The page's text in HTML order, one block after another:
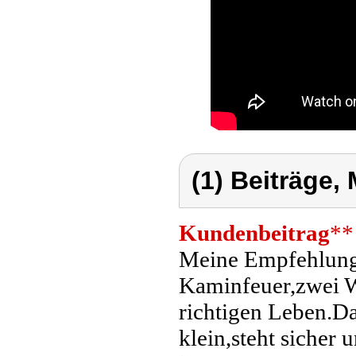
(1) Beiträge,
Kundenbeitrag**
Meine
Kaminfeuer,zwei
richtigen
klein,steht sicher